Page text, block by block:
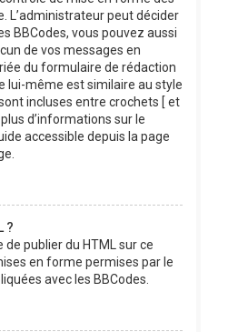
L’administrateur peut décider
BBCodes, vous pouvez aussi
de vos messages en
du formulaire de rédaction
lui-même est similaire au style
incluses entre crochets [ et
d’informations sur le
accessible depuis la page
?
de publier du HTML sur ce
en forme permises par le
avec les BBCodes.